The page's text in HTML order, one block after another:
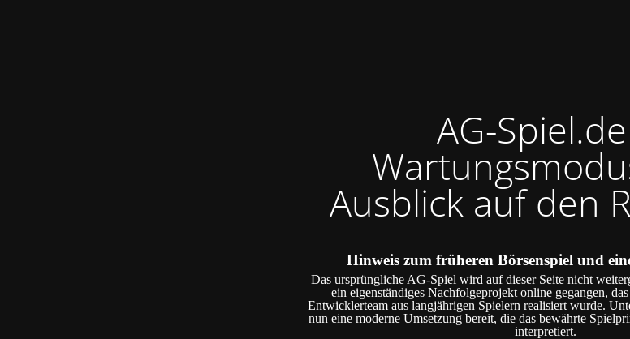
AG-
Ausblick auf den
Hinweis zum früheren Börsenspiel und
Das ursprüngliche AG-Spiel wird auf dieser Seite nicht
ein eigenständiges Nachfolgeprojekt online gegangen,
Entwicklerteam aus langjährigen Spielern realisiert wurde.
nun eine moderne Umsetzung bereit, die das bewährte
interpretiert.